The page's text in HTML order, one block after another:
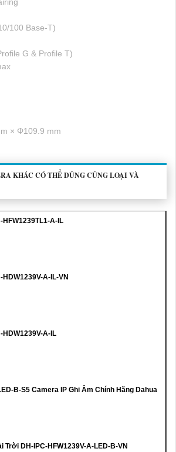
100 Base-T)
G & Profile T)
× Φ109.9 mm
KHÁC CÓ THỂ DÙNG CÙNG LOẠI VÀ
A-IL
A-IL-VN
A-IL
B-S5 Camera IP Ghi Âm Chính Hãng Dahua
Trời DH-IPC-HFW1239V-A-LED-B-VN